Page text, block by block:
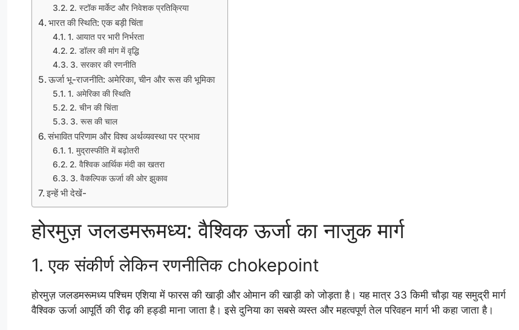
2. स्टॉक मार्केट और निवेशक प्रतिक्रिया
भारत की स्थिति: एक बड़ी चिंता
1. आयात पर भारी निर्भरता
2. डॉलर की मांग में वृद्धि
3. सरकार की रणनीति
ऊर्जा भू-राजनीति: अमेरिका, चीन और रूस की भूमिका
1. अमेरिका की स्थिति
2. चीन की चिंता
3. रूस की चाल
संभावित परिणाम और विश्व अर्थव्यवस्था पर प्रभाव
1. मुद्रास्फीति में बढ़ोतरी
2. वैश्विक आर्थिक मंदी का खतरा
3. वैकल्पिक ऊर्जा की ओर झुकाव
इन्हें भी देखें-
होरमुज़ जलडमरूमध्य: वैश्विक ऊर्जा का नाजुक मार्ग
1. एक संकीर्ण लेकिन रणनीतिक chokepoint
होरमुज़ जलडमरूमध्य पश्चिम एशिया में फारस की खाड़ी और ओमान की खाड़ी को जोड़ता है। यह मात्र 33 किमी चौड़ा यह समुद्री मार्ग
वैश्विक ऊर्जा आपूर्ति की रीढ़ की हड्डी माना जाता है। इसे दुनिया का सबसे व्यस्त और महत्वपूर्ण तेल परिवहन मार्ग भी कहा जाता है।